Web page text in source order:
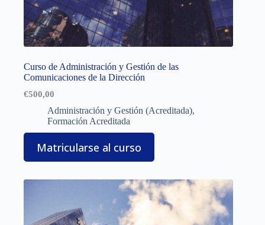
Curso de Administración y Gestión de las
Comunicaciones de la Dirección
€500,00
Administración y Gestión (Acreditada),
Formación Acreditada
Matricularse al curso